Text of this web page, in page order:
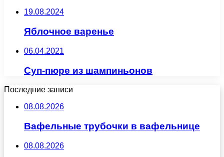
19.08.2024
Яблочное варенье
06.04.2021
Суп-пюре из шампиньонов
Последние записи
08.08.2026
Вафельные трубочки в вафельнице
08.08.2026